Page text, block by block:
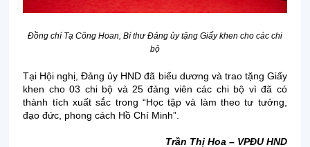
Đồng chí Tạ Công Hoan, Bí thư Đảng ủy tặng Giấy khen cho các chi
bộ
Tại Hội nghị, Đảng ủy HND đã biểu dương và trao tặng Giấy
khen cho 03 chi bộ và 25 đảng viên các chi bộ vì đã có
thành tích xuất sắc trong “Học tập và làm theo tư tưởng,
đạo đức, phong cách Hồ Chí Minh”.
Trần Thị Hoa – VPĐU HND